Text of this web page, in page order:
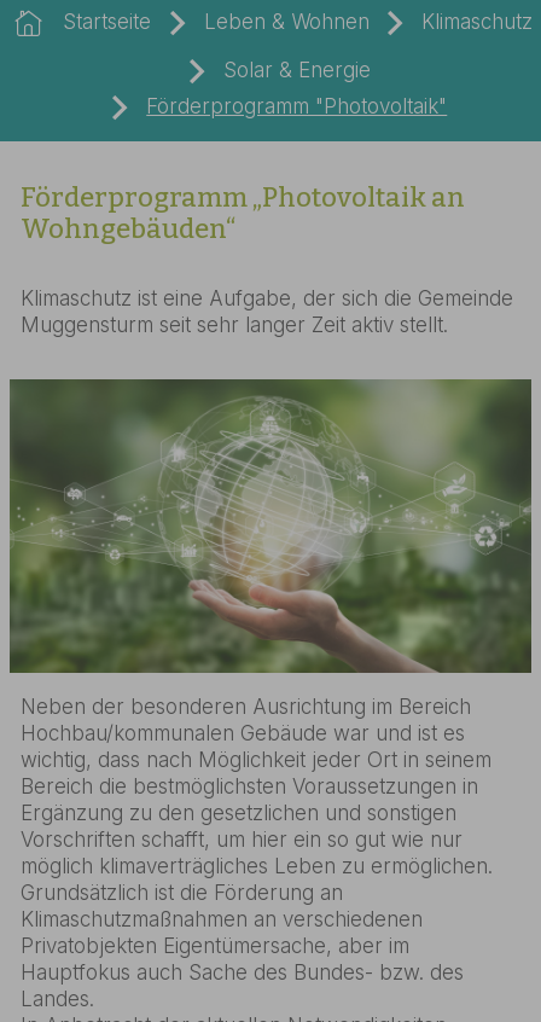
Startseite
Leben & Wohnen
Klimaschutz
Solar & Energie
Förderprogramm "Photovoltaik"
Förderprogramm „Photovoltaik an
Wohngebäuden“
Klimaschutz ist eine Aufgabe, der sich die Gemeinde
Muggensturm seit sehr langer Zeit aktiv stellt.
Neben der besonderen Ausrichtung im Bereich
Hochbau/kommunalen Gebäude war und ist es
wichtig, dass nach Möglichkeit jeder Ort in seinem
Bereich die bestmöglichsten Voraussetzungen in
Ergänzung zu den gesetzlichen und sonstigen
Vorschriften schafft, um hier ein so gut wie nur
möglich klimaverträgliches Leben zu ermöglichen.
Grundsätzlich ist die Förderung an
Klimaschutzmaßnahmen an verschiedenen
Privatobjekten Eigentümersache, aber im
Hauptfokus auch Sache des Bundes- bzw. des
Landes.